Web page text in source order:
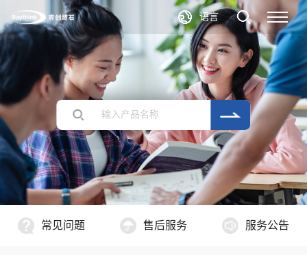
语言
常见问题 售后服务 服务公告